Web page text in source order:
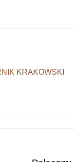
KRAKOWSKI